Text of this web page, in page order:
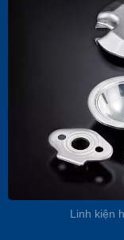
Linh kiện